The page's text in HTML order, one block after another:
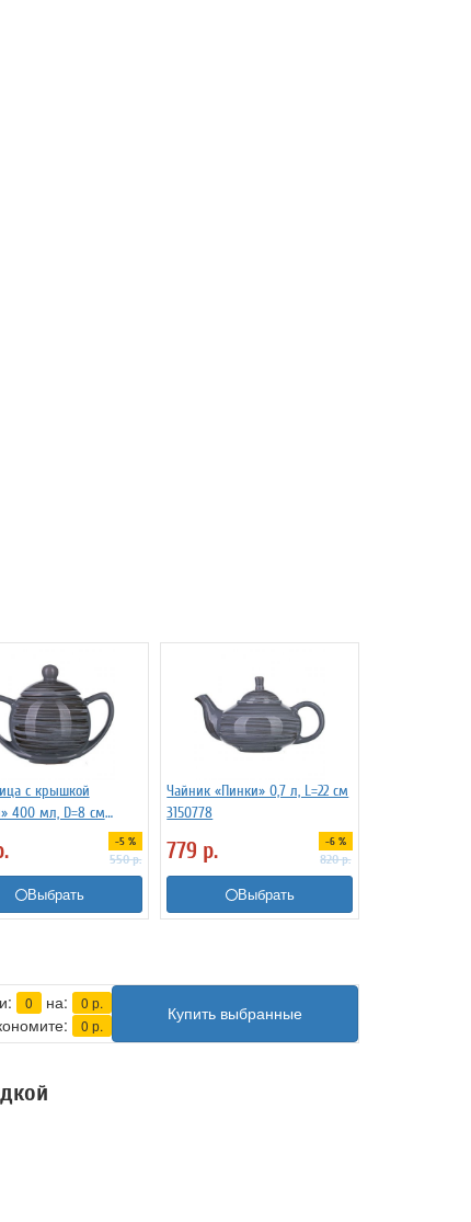
с крышкой
400 мл, D=8 см
-5 %
550р.
Выбрать
Чайник «Пинки» 0,7 л, L=22 см
3150778
779 р. -6 %
820р.
Выбрать
0 на: 0 р.
0 р.
Купить выбранные